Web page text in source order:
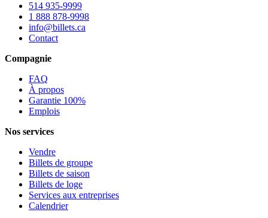
514 935-9999
1 888 878-9998
info@billets.ca
Contact
Compagnie
FAQ
À propos
Garantie 100%
Emplois
Nos services
Vendre
Billets de groupe
Billets de saison
Billets de loge
Services aux entreprises
Calendrier